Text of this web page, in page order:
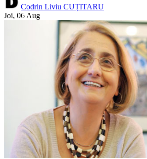
Codrin Liviu CUȚITARU
Joi, 06 Aug